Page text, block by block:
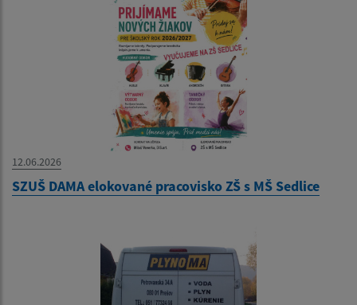
12.06.2026
SZUŠ DAMA elokované pracovisko ZŠ s MŠ Sedlice